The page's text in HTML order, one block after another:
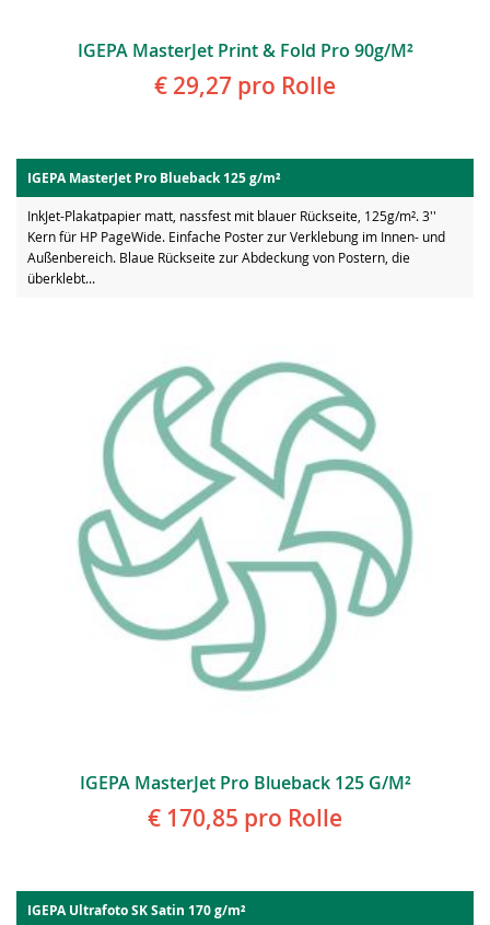
IGEPA MasterJet Print & Fold Pro 90g/m²
€ 29,27 pro Rolle
IGEPA MasterJet Pro Blueback 125 g/m²
InkJet-Plakatpapier matt, nassfest mit blauer Rückseite, 125g/m². 3''
Kern für HP PageWide. Einfache Poster zur Verklebung im Innen- und
Außenbereich. Blaue Rückseite zur Abdeckung von Postern, die
überklebt...
IGEPA MasterJet Pro Blueback 125 G/m²
€ 170,85 pro Rolle
IGEPA Ultrafoto SK Satin 170 g/m²